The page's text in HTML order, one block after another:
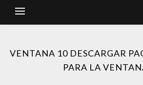
VENTANA 10 DESCARGAR
PARA LA